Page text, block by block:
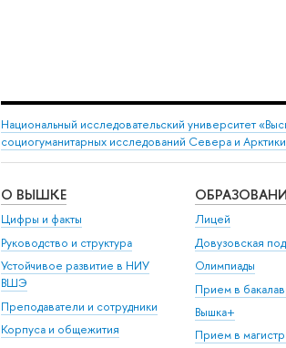
Национальный исследовательский университет
социогуманитарных исследований Севера и Арктики
О ВЫШКЕ
Цифры и факты
Руководство и структура
Устойчивое развитие в НИУ
ВШЭ
Преподаватели и сотрудники
Корпуса и общежития
Лицей
Довузовская
Олимпиады
Прием в
Вышка+
Прием в